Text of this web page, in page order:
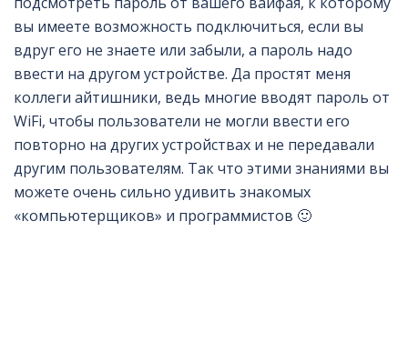
вы имеете возможность подключиться, если вы
вдруг его не знаете или забыли, а пароль надо
ввести на другом устройстве. Да простят меня
коллеги айтишники, ведь многие вводят пароль от
WiFi, чтобы пользователи не могли ввести его
повторно на других устройствах и не передавали
другим пользователям. Так что этими знаниями вы
можете очень сильно удивить знакомых
«компьютерщиков» и программистов 🙂